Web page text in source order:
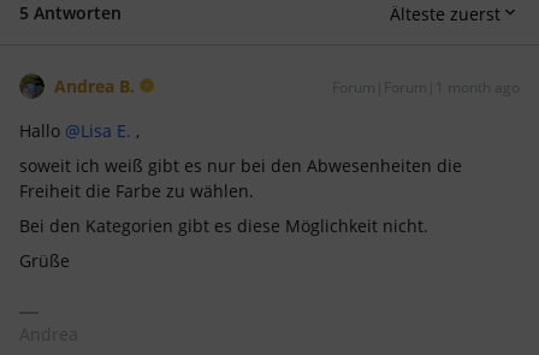
5 Antworten Älteste zuerst
Andrea B. Forum|Forum|1 month ago
Hallo ​ @Lisa E. ,
soweit ich weiß gibt es nur bei den Abwesenheiten die
Freiheit die Farbe zu wählen.
Bei den Kategorien gibt es diese Möglichkeit nicht.
Grüße
Andrea